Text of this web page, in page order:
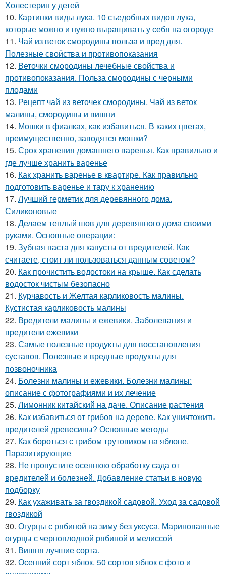
Холестерин у детей
10. Картинки виды лука. 10 съедобных видов лука,
которые можно и нужно выращивать у себя на огороде
11. Чай из веток смородины польза и вред для.
Полезные свойства и противопоказания
12. Веточки смородины лечебные свойства и
противопоказания. Польза смородины с черными
плодами
13. Рецепт чай из веточек смородины. Чай из веток
малины, смородины и вишни
14. Мошки в фиалках, как избавиться. В каких цветах,
преимущественно, заводятся мошки?
15. Срок хранения домашнего варенья. Как правильно и
где лучше хранить варенье
16. Как хранить варенье в квартире. Как правильно
подготовить варенье и тару к хранению
17. Лучший герметик для деревянного дома.
Силиконовые
18. Делаем теплый шов для деревянного дома своими
руками. Основные операции:
19. Зубная паста для капусты от вредителей. Как
считаете, стоит ли пользоваться данным советом?
20. Как прочистить водостоки на крыше. Как сделать
водосток чистым безопасно
21. Курчавость и Желтая карликовость малины.
Кустистая карликовость малины
22. Вредители малины и ежевики. Заболевания и
вредители ежевики
23. Самые полезные продукты для восстановления
суставов. Полезные и вредные продукты для
позвоночника
24. Болезни малины и ежевики. Болезни малины:
описание с фотографиями и их лечение
25. Лимонник китайский на даче. Описание растения
26. Как избавиться от грибов на дереве. Как уничтожить
вредителей древесины? Основные методы
27. Как бороться с грибом трутовиком на яблоне.
Паразитирующие
28. Не пропустите осеннюю обработку сада от
вредителей и болезней. Добавление статьи в новую
подборку
29. Как ухаживать за гвоздикой садовой. Уход за садовой
гвоздикой
30. Огурцы с рябиной на зиму без уксуса. Маринованные
огурцы с черноплодной рябиной и мелиссой
31. Вишня лучшие сорта.
32. Осенний сорт яблок. 50 сортов яблок с фото и